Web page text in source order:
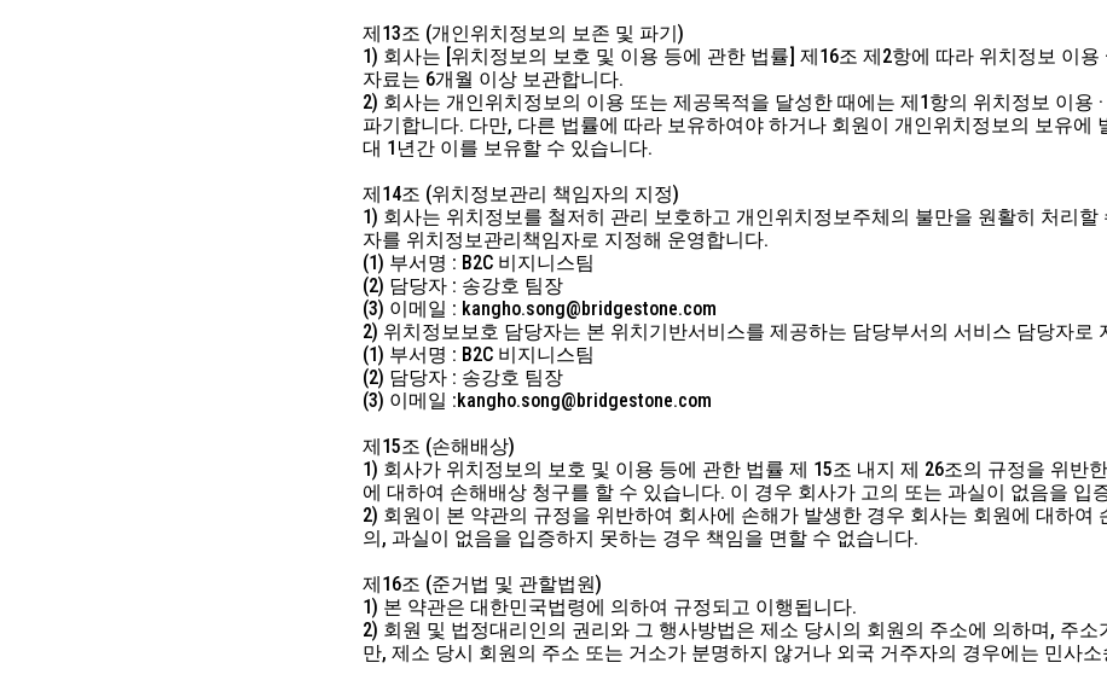
제13조 (개인위치정보의 보존 및 파기)
1) 회사는 [위치정보의 보호 및 이용 등에 관한 법률] 제16조 제2항에 따라 위치정보 이
자료는 6개월 이상 보관합니다.
2) 회사는 개인위치정보의 이용 또는 제공목적을 달성한 때에는 제1항의 위치정보 이용
파기합니다. 다만, 다른 법률에 따라 보유하여야 하거나 회원이 개인위치정보의 보유에
대 1년간 이를 보유할 수 있습니다.
제14조 (위치정보관리 책임자의 지정)
1) 회사는 위치정보를 철저히 관리 보호하고 개인위치정보주체의 불만을 원활히 처리
자를 위치정보관리책임자로 지정해 운영합니다.
(1) 부서명 : B2C 비지니스팀
(2) 담당자 : 송강호 팀장
(3) 이메일 : kangho.song@bridgestone.com
2) 위치정보보호 담당자는 본 위치기반서비스를 제공하는 담당부서의 서비스 담당자로
(1) 부서명 : B2C 비지니스팀
(2) 담당자 : 송강호 팀장
(3) 이메일 :kangho.song@bridgestone.com
제15조 (손해배상)
1) 회사가 위치정보의 보호 및 이용 등에 관한 법률 제 15조 내지 제 26조의 규정을 위반
에 대하여 손해배상 청구를 할 수 있습니다. 이 경우 회사가 고의 또는 과실이 없음을 입
2) 회원이 본 약관의 규정을 위반하여 회사에 손해가 발생한 경우 회사는 회원에 대하
의, 과실이 없음을 입증하지 못하는 경우 책임을 면할 수 없습니다.
제16조 (준거법 및 관할법원)
1) 본 약관은 대한민국법령에 의하여 규정되고 이행됩니다.
2) 회원 및 법정대리인의 권리와 그 행사방법은 제소 당시의 회원의 주소에 의하며, 주
만, 제소 당시 회원의 주소 또는 거소가 분명하지 않거나 외국 거주자의 경우에는 민사